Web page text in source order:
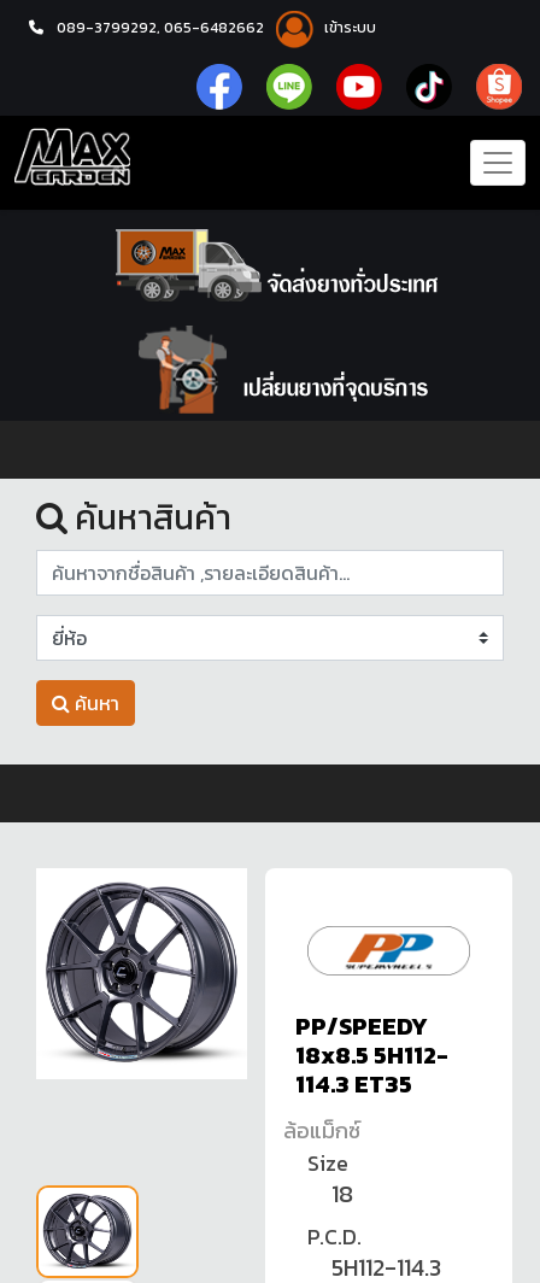
089-3799292, 065-6482662 เข้าระบบ
หน้าแรก
ค้นหาสินค้า
ค้นหา
PP/SPEEDY
18x8.5 5H112-
114.3 ET35
ล้อแม็กซ์
Size
18
P.C.D.
5H112-114.3